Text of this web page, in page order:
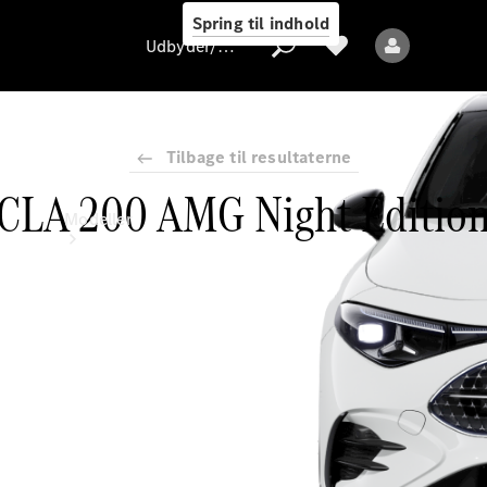
Spring til indhold
Udbyder/databeskyttelse
Modeller
Udbyder/databeskyttelse
Tilbage til resultaterne
200 AMG Night